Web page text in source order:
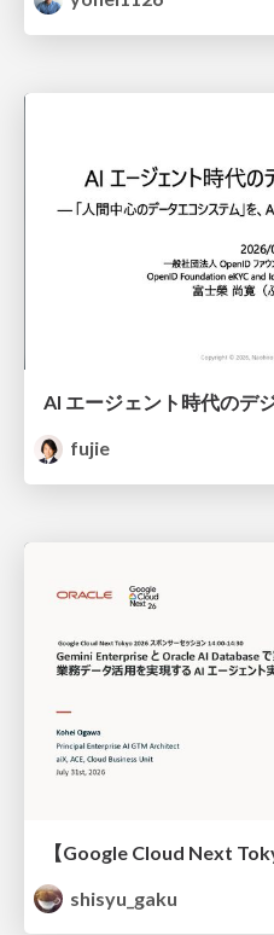
AI エージェント時代のデ
fujie
shisyu_gaku